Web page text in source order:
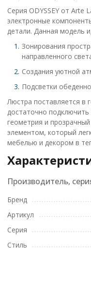
Серия ODYSSEY от Arte
электронные
детали. Данная модель
Зонирования
направленного
Создания уютной
Подсветки
Люстра поставляется в
достаточно
геометрия и
элементом, который
мебелью и декором в
Производитель,
Бренд
Артикул
Серия
Стиль